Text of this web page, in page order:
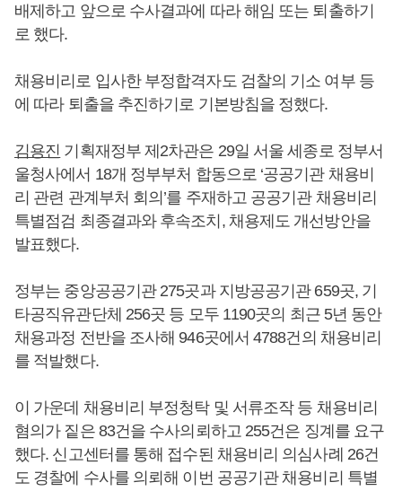
배제하고 앞으로 수사결과에 따라 해임 또는 퇴출하기
로 했다.
채용비리로 입사한 부정합격자도 검찰의 기소 여부 등
에 따라 퇴출을 추진하기로 기본방침을 정했다.
김용진 기획재정부 제2차관은 29일 서울 세종로 정부서
울청사에서 18개 정부부처 합동으로 ‘공공기관 채용비
리 관련 관계부처 회의’를 주재하고 공공기관 채용비리
특별점검 최종결과와 후속조치, 채용제도 개선방안을
발표했다.
정부는 중앙공공기관 275곳과 지방공공기관 659곳, 기
타공직유관단체 256곳 등 모두 1190곳의 최근 5년 동안
채용과정 전반을 조사해 946곳에서 4788건의 채용비리
를 적발했다.
이 가운데 채용비리 부정청탁 및 서류조작 등 채용비리
혐의가 짙은 83건을 수사의뢰하고 255건은 징계를 요구
했다. 신고센터를 통해 접수된 채용비리 의심사례 26건
도 경찰에 수사를 의뢰해 이번 공공기관 채용비리 특별